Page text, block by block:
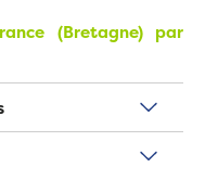
(Bretagne) par